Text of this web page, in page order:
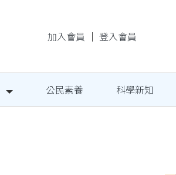
加入會員 ｜ 登入會員
公民素養 科學新知